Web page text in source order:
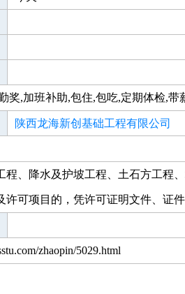
奖,加班补助,包住,包吃,定期体检,带
陕西龙海新创基础工程有限公司
程、降水及护坡工程、土石方工程
许可项目的，凭许可证明文件、证
zhaopin/5029.html